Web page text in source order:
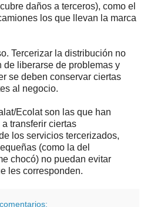
daños a terceros), como el
los que llevan la marca
Tercerizar la distribución no
liberarse de problemas y
se deben conservar ciertas
al negocio.
Ecolat son las que han
a transferir ciertas
los servicios tercerizados,
(como la del
chocó) no puedan evitar
les corresponden.